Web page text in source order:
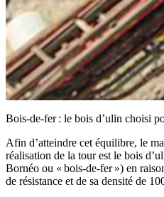
Bois-de-fer : le bois d’ulin choisi
Afin d’atteindre cet équilibre, le
réalisation de la tour est le bois
Bornéo ou « bois-de-fer ») en
de résistance et de sa densité de